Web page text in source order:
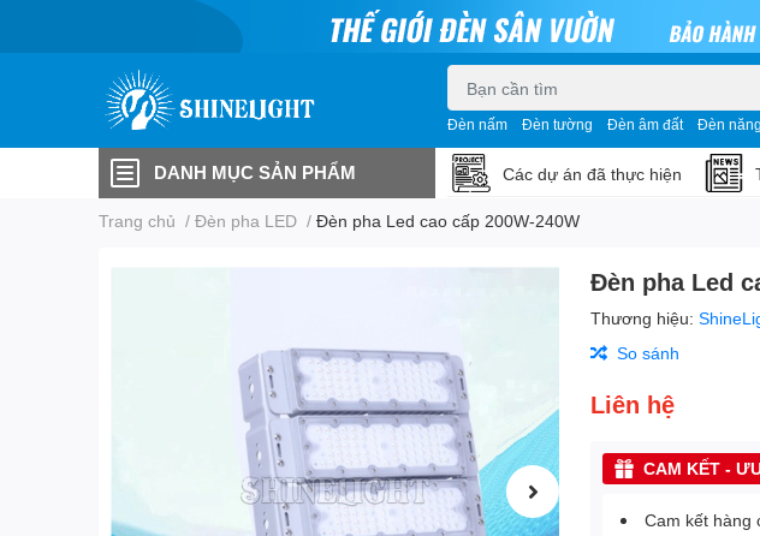
Đèn nấm Đèn tường Đèn âm đất Đèn
DANH MỤC SẢN PHẨM Các dự án đã thực hiện
Trang chủ / Đèn pha LED / Đèn pha Led cao cấp 200W-240W
Đèn pha Led
Thương hiệu:
So sánh
Liên hệ
CAM KẾT -
Cam kết hàng